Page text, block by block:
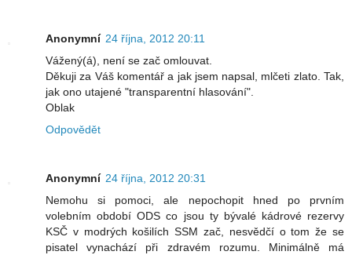
Anonymní 24 října, 2012 20:11
Vážený(á), není se zač omlouvat.
Děkuji za Váš komentář a jak jsem napsal, mlčeti zlato. Tak,
jak ono utajené "transparentní hlasování".
Oblak
Odpovědět
Anonymní 24 října, 2012 20:31
Nemohu si pomoci, ale nepochopit hned po prvním
volebním období ODS co jsou ty bývalé kádrové rezervy
KSČ v modrých košilích SSM zač, nesvědčí o tom že se
pisatel vynachází při zdravém rozumu. Minimálně má